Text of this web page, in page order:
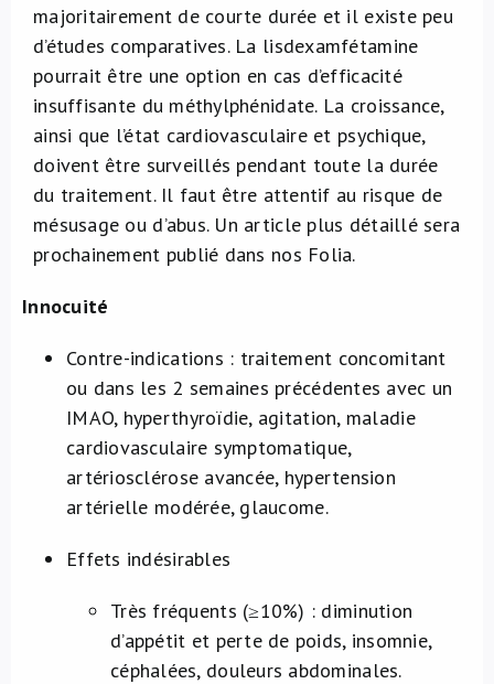
majoritairement de courte durée et il existe peu
d’études comparatives. La lisdexamfétamine
pourrait être une option en cas d’efficacité
insuffisante du méthylphénidate. La croissance,
ainsi que l’état cardiovasculaire et psychique,
doivent être surveillés pendant toute la durée
du traitement. Il faut être attentif au risque de
mésusage ou d’abus. Un article plus détaillé sera
prochainement publié dans nos Folia.
Innocuité
Contre-indications : traitement concomitant
ou dans les 2 semaines précédentes avec un
IMAO, hyperthyroïdie, agitation, maladie
cardiovasculaire symptomatique,
artériosclérose avancée, hypertension
artérielle modérée, glaucome.
Effets indésirables
Très fréquents (≥10%) : diminution
d’appétit et perte de poids, insomnie,
céphalées, douleurs abdominales.